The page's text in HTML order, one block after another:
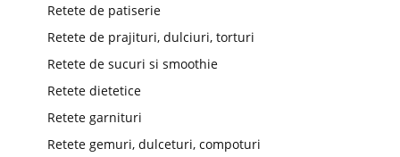
Retete de patiserie
Retete de prajituri, dulciuri, torturi
Retete de sucuri si smoothie
Retete dietetice
Retete garnituri
Retete gemuri, dulceturi, compoturi